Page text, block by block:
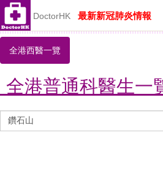
DoctorHK 最新新冠肺炎情報
全港西醫一覽
全港普通科醫生一
生